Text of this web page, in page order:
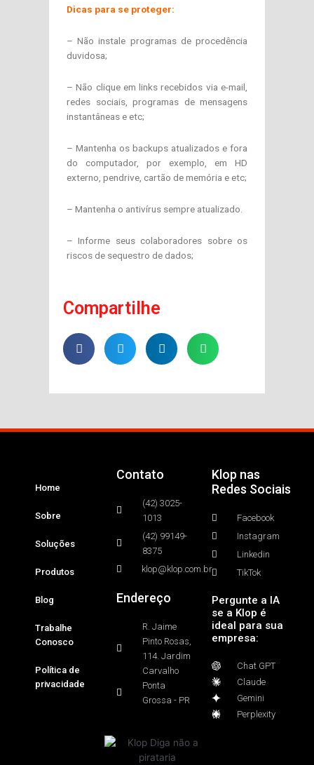
Dicas para se proteger:
– Não instale programas de procedência
duvidosa;
– Não clique em links recebidos via e-mail,
redes sociais, programas de mensagens
instantâneas e etc;
– Mantenha os backups atualizados e fora
do computador, por exemplo, em HD
externo, pendrive, cartão de memória e etc;
– Mantenha o antivírus sempre atualizado.
– Informe seus colaboradores sobre os
riscos de sequestro de dados;
Compartilhe
Home
Sobre
Soluções
Produtos
Blog
Trabalhe
Conosco
Política de
privacidade
Contato
(42) 3025-
1013
(42) 99149-
8375
klop@klop.com.br
Endereço
R. Jaime
Pinto Rosas,
114. Jardim
Carvalho
Ponta
Grossa - PR
Klop nas
Redes Sociais
Facebook
Instagram
Linkedin
TikTok
Pergunte a IA
se a Klop é
ideal para sua
empresa:
Chat GPT
Claude
Gemini
Perplexity